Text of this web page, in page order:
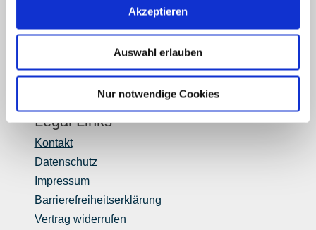
Akzeptieren
Auswahl erlauben
Nur notwendige Cookies
Rheinhessen AUSGEZEICHNET
Shop
Legal Links
Kontakt
Datenschutz
Impressum
Barrierefreiheitserklärung
Vertrag widerrufen